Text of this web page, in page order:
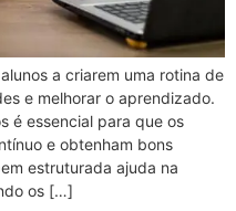
a criarem uma rotina de
e melhorar o aprendizado.
é essencial para que os
e obtenham bons
estruturada ajuda na
os […]